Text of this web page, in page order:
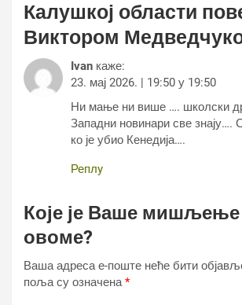
Калушкој области
Виктором
Ivan каже:
23. мај 2026. | 19:50 у 19:50
Ни мање ни више …. школски
Западни новинари све знају….
ко је убио Кенедија….
Реплy
Које је Ваше
овоме?
Ваша адреса е-поште неће бити
поља су означена*